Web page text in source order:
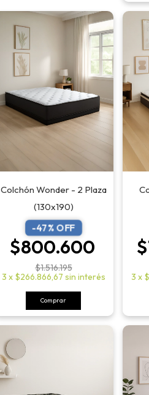
Colchón Wonder - 2 Plaza
(130x190)
-47% OFF
$800.600
$1.516.195
3 x $266.866,67 sin interés
Comprar
3 x